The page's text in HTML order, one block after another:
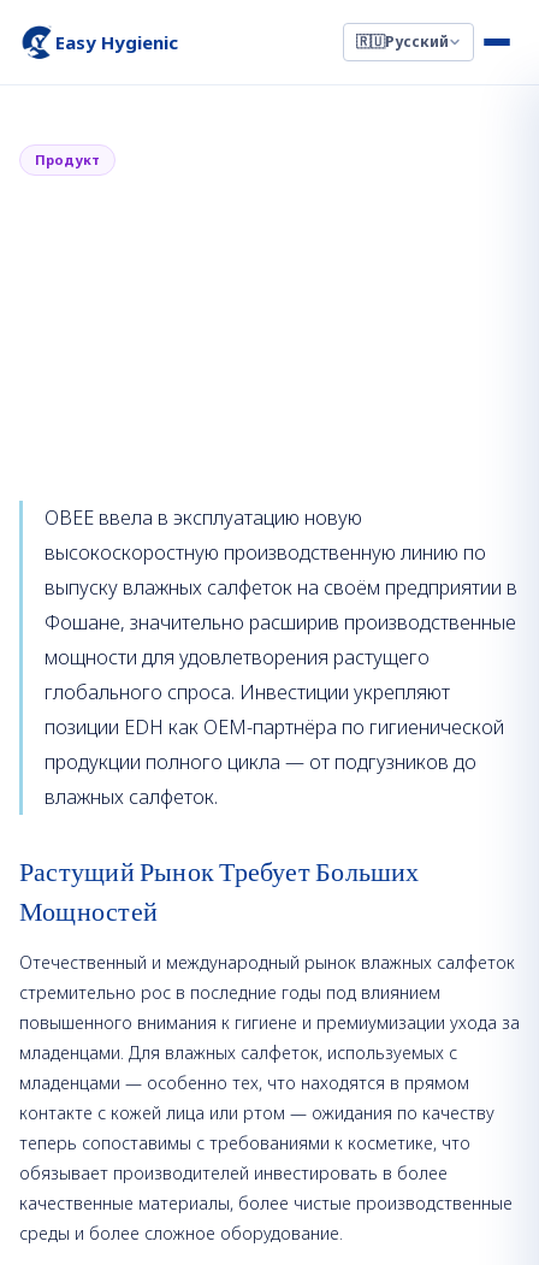
Easy Hygienic 🇷🇺Русский
Продукт
OBEE ввела в эксплуатацию новую
высокоскоростную производственную линию по
выпуску влажных салфеток на своём предприятии в
Фошане, значительно расширив производственные
мощности для удовлетворения растущего
глобального спроса. Инвестиции укрепляют
позиции EDH как OEM-партнёра по гигиенической
продукции полного цикла — от подгузников до
влажных салфеток.
Растущий Рынок Требует Больших
Мощностей
Отечественный и международный рынок влажных салфеток
стремительно рос в последние годы под влиянием
повышенного внимания к гигиене и премиумизации ухода за
младенцами. Для влажных салфеток, используемых с
младенцами — особенно тех, что находятся в прямом
контакте с кожей лица или ртом — ожидания по качеству
теперь сопоставимы с требованиями к косметике, что
обязывает производителей инвестировать в более
качественные материалы, более чистые производственные
среды и более сложное оборудование.